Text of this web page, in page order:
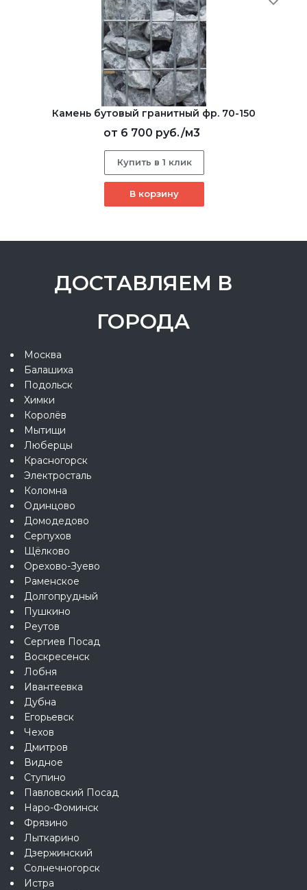
Камень бутовый гранитный фр. 70-150
от 6 700 руб./м3
Купить в 1 клик
В корзину
ДОСТАВЛЯЕМ В
ГОРОДА
Москва
Балашиха
Подольск
Химки
Королёв
Мытищи
Люберцы
Красногорск
Электросталь
Коломна
Одинцово
Домодедово
Серпухов
Щёлково
Орехово-Зуево
Раменское
Долгопрудный
Пушкино
Реутов
Сергиев Посад
Воскресенск
Лобня
Ивантеевка
Дубна
Егорьевск
Чехов
Дмитров
Видное
Ступино
Павловский Посад
Наро-Фоминск
Фрязино
Лыткарино
Дзержинский
Солнечногорск
Истра